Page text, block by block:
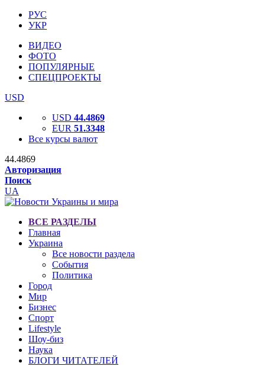
РУС
УКР
ВИДЕО
ФОТО
ПОПУЛЯРНЫЕ
СПЕЦПРОЕКТЫ
USD
USD 44.4869
EUR 51.3348
Все курсы валют
44.4869
Авторизация
Поиск
UA
ВСЕ РАЗДЕЛЫ
Главная
Украина
Все новости раздела
События
Политика
Город
Мир
Бизнес
Спорт
Lifestyle
Шоу-биз
Наука
БЛОГИ ЧИТАТЕЛЕЙ